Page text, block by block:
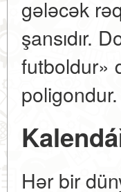
gələcək
şansıdır.
futboldur»
poligondur.
Hər bir